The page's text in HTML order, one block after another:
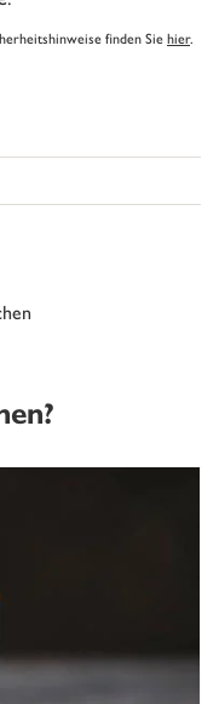
finden Siehier.